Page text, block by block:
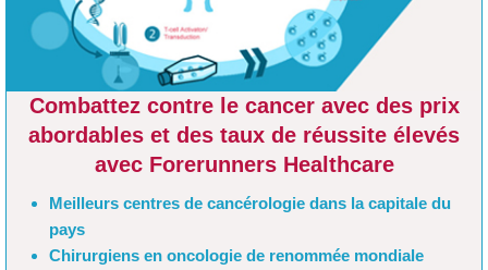
Combattez contre le cancer avec des prix
abordables et des taux de réussite élevés
avec Forerunners Healthcare
Meilleurs centres de cancérologie dans la capitale du
pays
Chirurgiens en oncologie de renommée mondiale